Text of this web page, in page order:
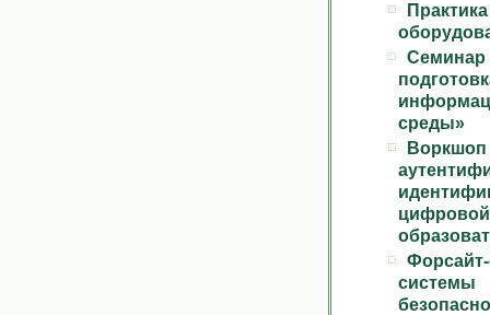
среды»